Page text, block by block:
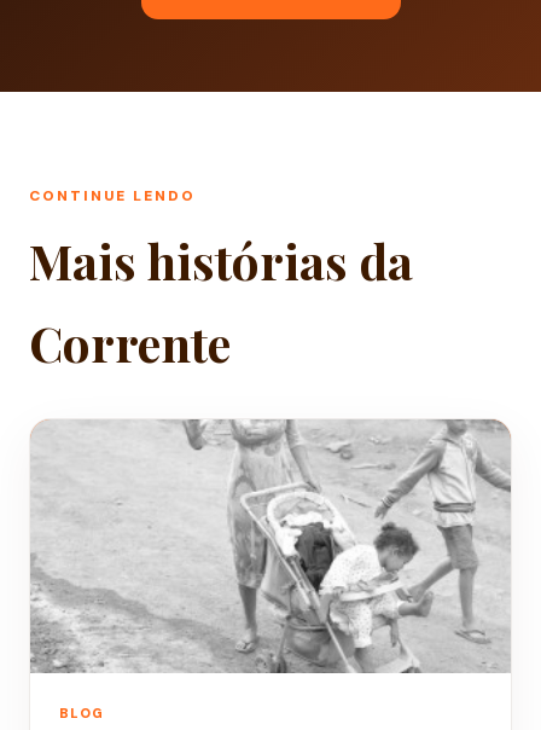
CONTINUE LENDO
Mais histórias da
Corrente
BLOG